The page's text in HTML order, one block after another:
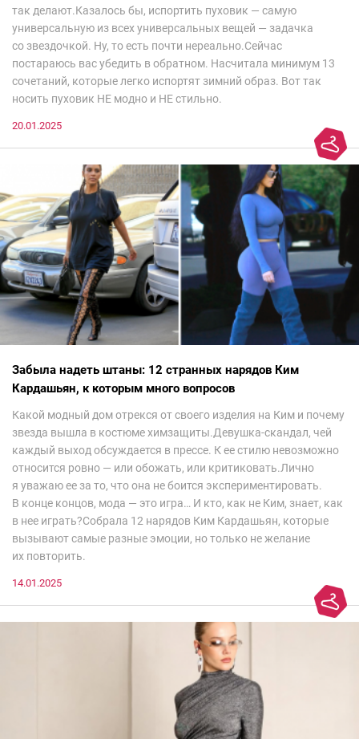
так делают.Казалось бы, испортить пуховик — самую
универсальную из всех универсальных вещей — задачка
со звездочкой. Ну, то есть почти нереально.Сейчас
постараюсь вас убедить в обратном. Насчитала минимум 13
сочетаний, которые легко испортят зимний образ. Вот так
носить пуховик НЕ модно и НЕ стильно.
20.01.2025
Забыла надеть штаны: 12 странных нарядов Ким
Кардашьян, к которым много вопросов
Какой модный дом отрекся от своего изделия на Ким и почему
звезда вышла в костюме химзащиты.Девушка-скандал, чей
каждый выход обсуждается в прессе. К ее стилю невозможно
относится ровно — или обожать, или критиковать.Лично
я уважаю ее за то, что она не боится экспериментировать.
В конце концов, мода — это игра… И кто, как не Ким, знает, как
в нее играть?Собрала 12 нарядов Ким Кардашьян, которые
вызывают самые разные эмоции, но только не желание
их повторить.
14.01.2025